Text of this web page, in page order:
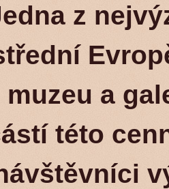
z
muzeu a
této